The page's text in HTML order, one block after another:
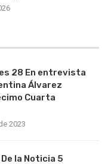
28 En entrevista
Álvarez
Cuarta
2023
la Noticia 5